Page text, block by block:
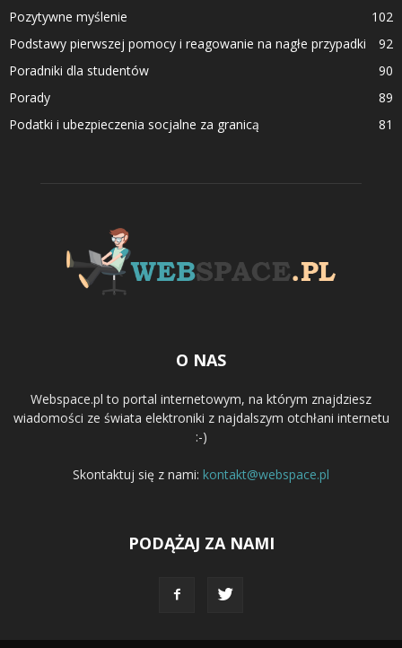
Pozytywne myślenie
102
Podstawy pierwszej pomocy i reagowanie na nagłe przypadki
92
Poradniki dla studentów
90
Porady
89
Podatki i ubezpieczenia socjalne za granicą
81
O NAS
Webspace.pl to portal internetowym, na którym znajdziesz
wiadomości ze świata elektroniki z najdalszym otchłani internetu
:-)
Skontaktuj się z nami: kontakt@webspace.pl
PODĄŻAJ ZA NAMI